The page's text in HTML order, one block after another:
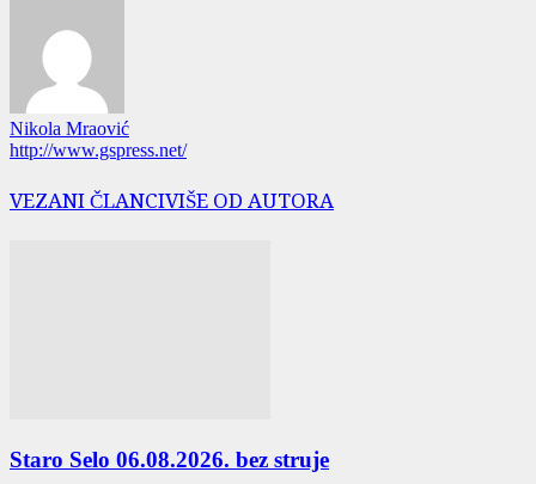
Nikola Mraović
http://www.gspress.net/
VEZANI ČLANCIVIŠE OD AUTORA
Staro Selo 06.08.2026. bez struje